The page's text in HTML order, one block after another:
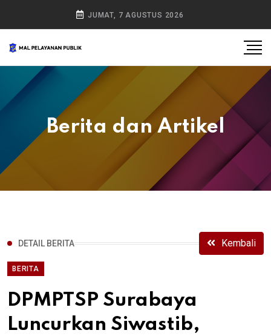
JUMAT, 7 AGUSTUS 2026
Berita dan Artikel
DETAIL BERITA Kembali
BERITA
DPMPTSP Surabaya
Luncurkan Siwastib,